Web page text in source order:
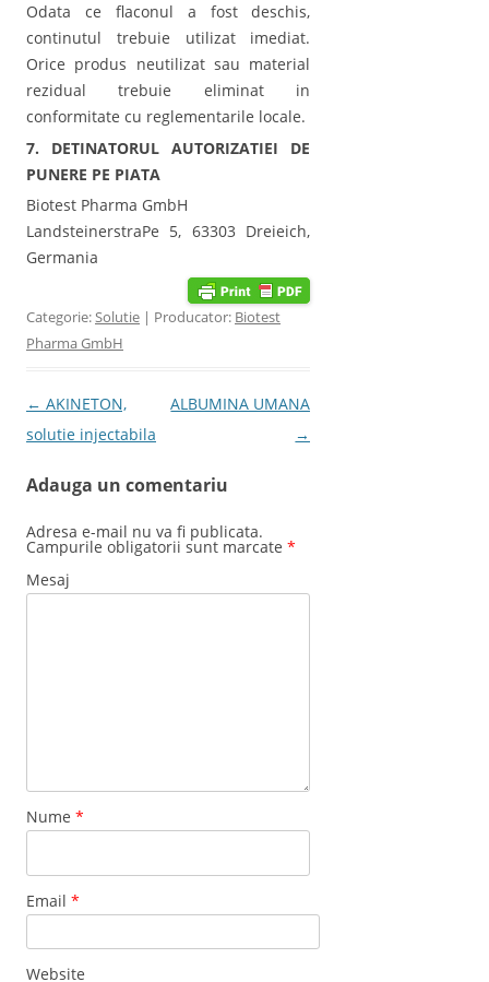
Odata ce flaconul a fost deschis,
continutul trebuie utilizat imediat.
Orice produs neutilizat sau material
rezidual trebuie eliminat in
conformitate cu reglementarile locale.
7. DETINATORUL AUTORIZATIEI DE
PUNERE PE PIATA
Biotest Pharma GmbH
LandsteinerstraPe 5, 63303 Dreieich,
Germania
Categorie:Solutie | Producator: Biotest
Pharma GmbH
Post navigation
← AKINETON,
solutie injectabila
ALBUMINA UMANA
→
Adauga un comentariu
Adresa e-mail nu va fi publicata.
Campurile obligatorii sunt marcate *
Mesaj
Nume *
Email *
Website